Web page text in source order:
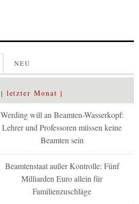
NEU
letzter Monat
Werding will an Beamten-Wasserkopf:
Lehrer und Professoren müssen keine
Beamten sein
Beamtenstaat außer Kontrolle: Fünf
Milliarden Euro allein für
Familienzuschläge